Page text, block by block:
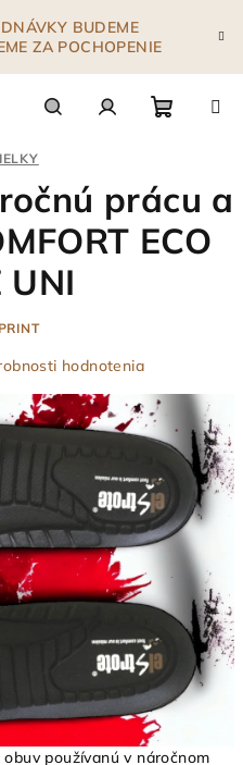
BUDEME
ZA POCHOPENIE
košík
používanú v náročnom
prácu a
ECO
UNI
hodnotenia